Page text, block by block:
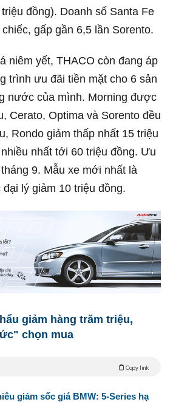
đồng). Doanh số Santa Fe
gấp gần 6,5 lần Sorento.
niêm yết, THACO còn đang áp
trình ưu đãi tiền mặt cho 6 sản
nước của mình. Morning được
Cerato, Optima và Sorento đều
Rondo giảm thấp nhất 15 triệu
nhất tới 60 triệu đồng. Ưu
9. Mẫu xe mới nhất là
lý giảm 10 triệu đồng.
giảm hàng trăm triệu,
chọn mua
Copy link
giảm sốc giá BMW: 5-Series hạ